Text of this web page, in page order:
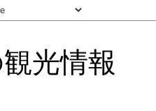
光情報